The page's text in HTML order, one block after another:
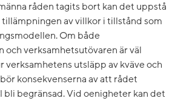
råden tagits bort kan det uppstå
av villkor i tillstånd som
Om både
verksamhetsutövaren är väl
verksamhetens utsläpp av kväve och
konsekvenserna av att rådet
bli begränsad. Vid oenigheter kan det